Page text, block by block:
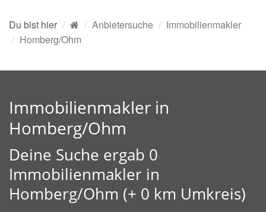
Du bist hier Anbietersuche
Immobilienmakler
Homberg/Ohm
Immobilienmakler in
Homberg/Ohm
Deine Suche ergab 0
Immobilienmakler in
Homberg/Ohm (+ 0 km Umkreis)